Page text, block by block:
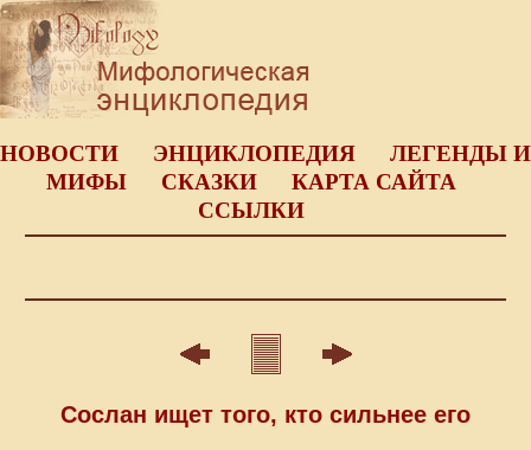
НОВОСТИ ЭНЦИКЛОПЕДИЯ
ЛЕГЕНДЫ И
МИФЫ
СКАЗКИ
КАРТА САЙТА
ССЫЛКИ
Сослан ищет того, кто сильнее его